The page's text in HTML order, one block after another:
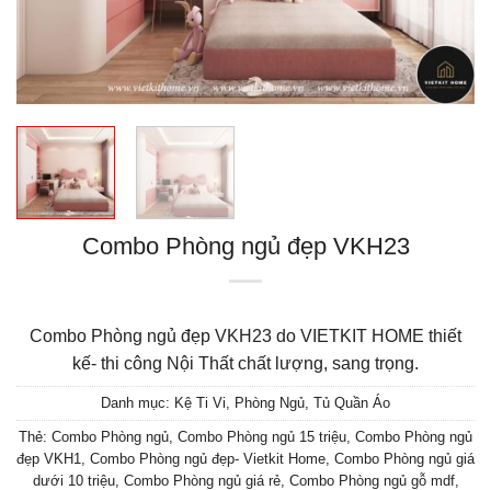
Combo Phòng ngủ đẹp VKH23
Combo Phòng ngủ đẹp VKH23 do VIETKIT HOME thiết
kế- thi công Nội Thất chất lượng, sang trọng.
Danh mục: Kệ Ti Vi Phòng Ngủ Tủ Quần Áo
Thẻ: Combo Phòng ngủ Combo Phòng ngủ 15 triệu Combo Phòng ngủ
đẹp VKH1
Combo Phòng ngủ đẹp- Vietkit Home Combo Phòng ngủ giá
dưới 10 triệu, Combo Phòng ngủ giá rẻ, Combo Phòng ngủ gỗ mdf,